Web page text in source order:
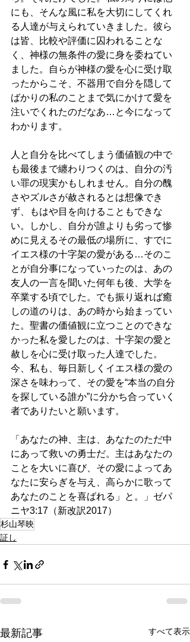
にも、そんな風に私を大切にしてくれ
る人達が与えられていきました。彼ら
は皆、比較や評価に囚われることな
く、神様の無条件の愛に身を委ねてい
ました。自らが神様の愛を心に受け取
ったからこそ、不器用で自分を隠して
ばかりの私のことまで気にかけて愛を
注いでくれたのだなあ…と今になって
わかります。
人と自分を比べてしまう価値観の中で
も最後まで纏わりつくのは、自分の汚
い罪の現実かもしれません。自分の醜
さやズルさが赦されるとは想像でき
ず、もはや目を向けることもできな
い。しかし、自分が誰よりも劣って惨
めに見えるその最低の場所に、すでに
イエス様の十字架の愛がある…そのこ
とが自分事になっていったのは、あの
友人の一言を聞いた何年も後、大学を
卒業する頃でした。でも振り返れば癒
しの道のりは、あの時から始まってい
た。聖書の価値観に立つことのできな
かった私を愛したのは、十字架の愛と
赦しを心に受け取った人達でした。
今、私も、毎日新しくイエス様の愛の
深さを味わって、その愛を“本当の自分
を探している誰か”に分かち合っていく
者でありたいと願います。
「あなたの神、主は、あなたのただ中
にあって救いの勇士だ。主はあなたの
ことを大いに喜び、その愛によってあ
なたに安らぎを与え、高らかに歌って
あなたのことを喜ばれる」と。」ゼパ
ニヤ3:17（新改訳2017）
杉山琴映
証し
最新記事 すべて表示